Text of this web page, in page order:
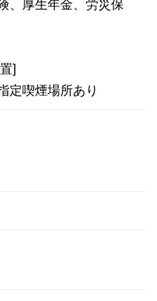
、厚生年金、労災保
]
定喫煙場所あり